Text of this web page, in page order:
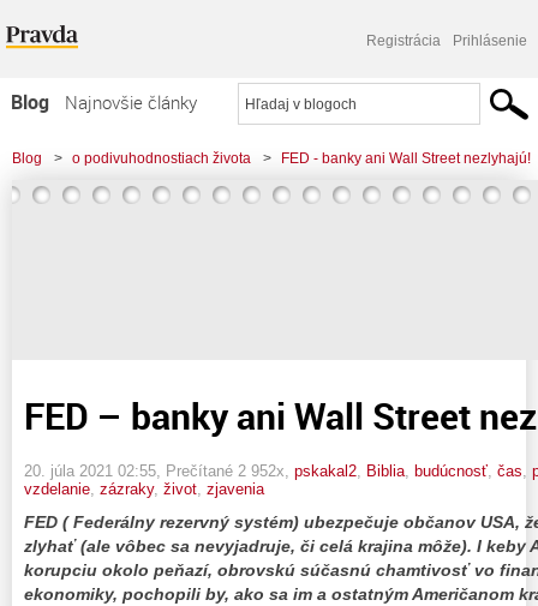
Registrácia Prihlásenie
Blog
Najnovšie články
Najčítanejšie články
Najkomentovanejšie články
Blog > o podivuhodnostiach života > FED - banky ani Wall Street nezlyhajú!
FED – banky ani Wall Street
20. júla 2021 02:55 , Prečítané 2 952x, pskakal2 Biblia budúcnosť čas
vzdelanie zázraky, život zjavenia
FED ( Federálny rezervný systém) ubezpečuje občanov USA,
zlyhať (ale vôbec sa nevyjadruje, či celá krajina môže). I keby
korupciu okolo peňazí, obrovskú súčasnú chamtivosť vo
ekonomiky, pochopili by, ako sa im a ostatným Američanom